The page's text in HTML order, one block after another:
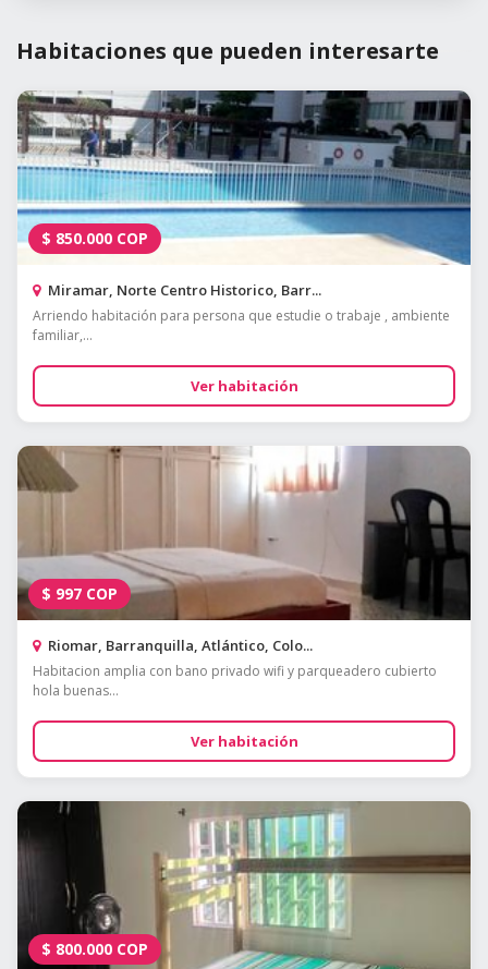
Habitaciones que pueden interesarte
$ 850.000 COP
Miramar, Norte Centro Historico, Barr...
Arriendo habitación para persona que estudie o trabaje , ambiente
familiar,...
Ver habitación
$ 997 COP
Riomar, Barranquilla, Atlántico, Colo...
Habitacion amplia con bano privado wifi y parqueadero cubierto
hola buenas...
Ver habitación
$ 800.000 COP